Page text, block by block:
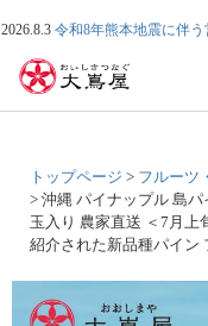
2026.8.3 令和8年熊本地震に伴う
トップページ フルーツ
沖縄 パイナップル 島
玉入り 農家直送 ＜7月上
紹介された新品種パイン